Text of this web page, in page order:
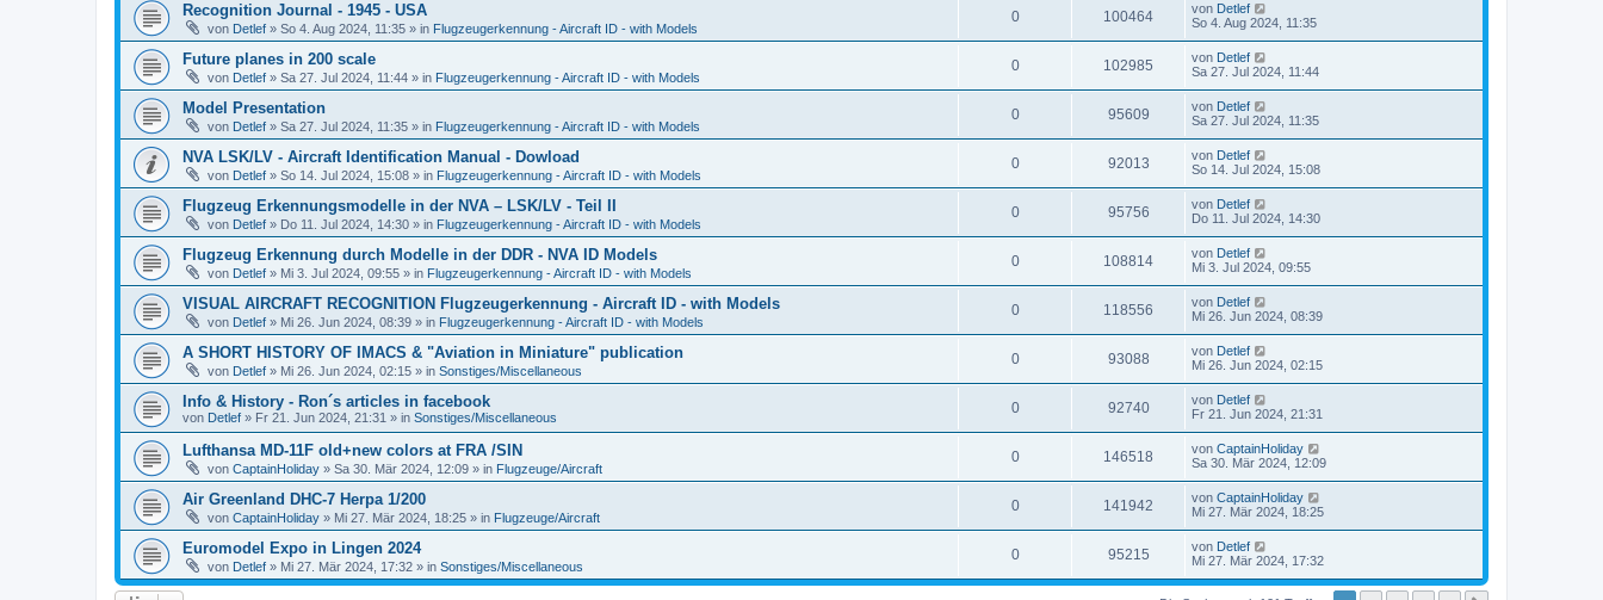
Recognition Journal - 1945 - USA
von Detlef » So 4. Aug 2024, 11:35 » in Flugzeugerkennung - Aircraft ID - with Models
0 100464 von Detlef
So 4. Aug 2024, 11:35
Future planes in 200 scale
von Detlef » Sa 27. Jul 2024, 11:44 » in Flugzeugerkennung - Aircraft ID - with Models
0 102985 von Detlef
Sa 27. Jul 2024, 11:44
Model Presentation
von Detlef » Sa 27. Jul 2024, 11:35 » in Flugzeugerkennung - Aircraft ID - with Models
0 95609 von Detlef
Sa 27. Jul 2024, 11:35
NVA LSK/LV - Aircraft Identification Manual - Dowload
von Detlef » So 14. Jul 2024, 15:08 » in Flugzeugerkennung - Aircraft ID - with Models
0 92013 von Detlef
So 14. Jul 2024, 15:08
Flugzeug Erkennungsmodelle in der NVA – LSK/LV - Teil II
von Detlef » Do 11. Jul 2024, 14:30 » in Flugzeugerkennung - Aircraft ID - with Models
0 95756 von Detlef
Do 11. Jul 2024, 14:30
Flugzeug Erkennung durch Modelle in der DDR - NVA ID Models
von Detlef » Mi 3. Jul 2024, 09:55 » in Flugzeugerkennung - Aircraft ID - with Models
0 108814 von Detlef
Mi 3. Jul 2024, 09:55
VISUAL AIRCRAFT RECOGNITION Flugzeugerkennung - Aircraft ID - with Models
von Detlef » Mi 26. Jun 2024, 08:39 » in Flugzeugerkennung - Aircraft ID - with Models
0 118556 von Detlef
Mi 26. Jun 2024, 08:39
A SHORT HISTORY OF IMACS & "Aviation in Miniature" publication
von Detlef » Mi 26. Jun 2024, 02:15 » in Sonstiges/Miscellaneous
0 93088 von Detlef
Mi 26. Jun 2024, 02:15
Info & History - Ron´s articles in facebook
von Detlef » Fr 21. Jun 2024, 21:31 » in Sonstiges/Miscellaneous
0 92740 von Detlef
Fr 21. Jun 2024, 21:31
Lufthansa MD-11F old+new colors at FRA /SIN
von CaptainHoliday » Sa 30. Mär 2024, 12:09 » in Flugzeuge/Aircraft
0 146518 von CaptainHoliday
Sa 30. Mär 2024, 12:09
Air Greenland DHC-7 Herpa 1/200
von CaptainHoliday » Mi 27. Mär 2024, 18:25 » in Flugzeuge/Aircraft
0 141942 von CaptainHoliday
Mi 27. Mär 2024, 18:25
Euromodel Expo in Lingen 2024
von Detlef » Mi 27. Mär 2024, 17:32 » in Sonstiges/Miscellaneous
0 95215 von Detlef
Mi 27. Mär 2024, 17:32